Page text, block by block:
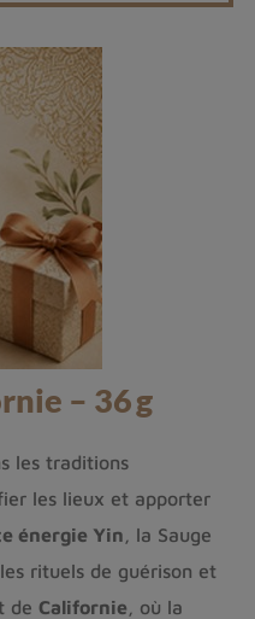
– 36 g
les traditions
les lieux et apporter
énergie Yin , la Sauge
les rituels de guérison et
de Californie , où la